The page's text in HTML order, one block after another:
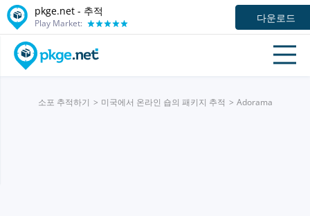
pkge.net - 추적
Play Market: 다운로드
소포 추적하기 미국에서 온라인 숍의 패키지 추적 Adorama